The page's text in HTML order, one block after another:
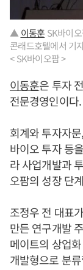
▲ 이동훈 SK바이
콘래드호텔에서 기
< SK바이오팜 >
이동훈은 투자
전문경영인이다.
회계와 투자자
바이오 투자 등
라 사업개발과
오팜의 성장 단
조정우 전 대표
만든 연구개발
메이트의 상업
개발형으로 분